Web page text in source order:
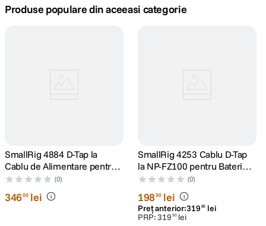
card memorie
10. insta 360
Produse populare din aceeasi categorie
SmallRig 4884 D-Tap la
Cablu de Alimentare pentru
Baterie Dummy NP-F cu
Doua Fete
(0)
34600 lei
SmallRig 4253 Cablu D-Tap
la NP-FZ100 pentru Baterie
Dummy
(0)
19890 lei
Preț anterior:319 90 lei
PRP:319 90 lei